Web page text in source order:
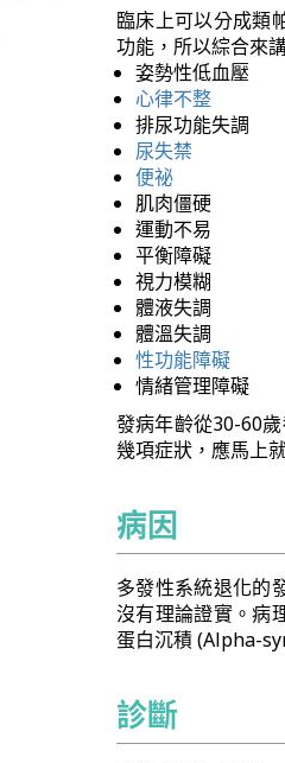
臨床上可以分成類
功能，所以綜合來
姿勢性低血壓
心律不整
排尿功能失調
尿失禁
便祕
肌肉僵硬
運動不易
平衡障礙
視力模糊
體液失調
體溫失調
性功能障礙
情緒管理障礙
發病年齡從30-60
幾項症狀，應馬上
病因
多發性系統退化的
沒有理論證實。病
蛋白沉積 (Alpha-
診斷